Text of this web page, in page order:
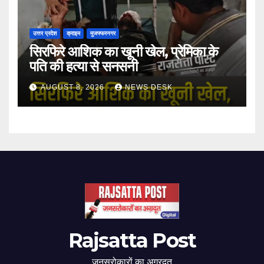
उत्तर प्रदेश क्राइम मुजफ्फरनगर
सिरफिरे आशिक का खूनी खेल, प्रेमिका के
पति की हत्या से सनसनी
AUGUST 8, 2026 NEWS DESK
Rajsatta Post
जनसरोकारों का अग्रदूत